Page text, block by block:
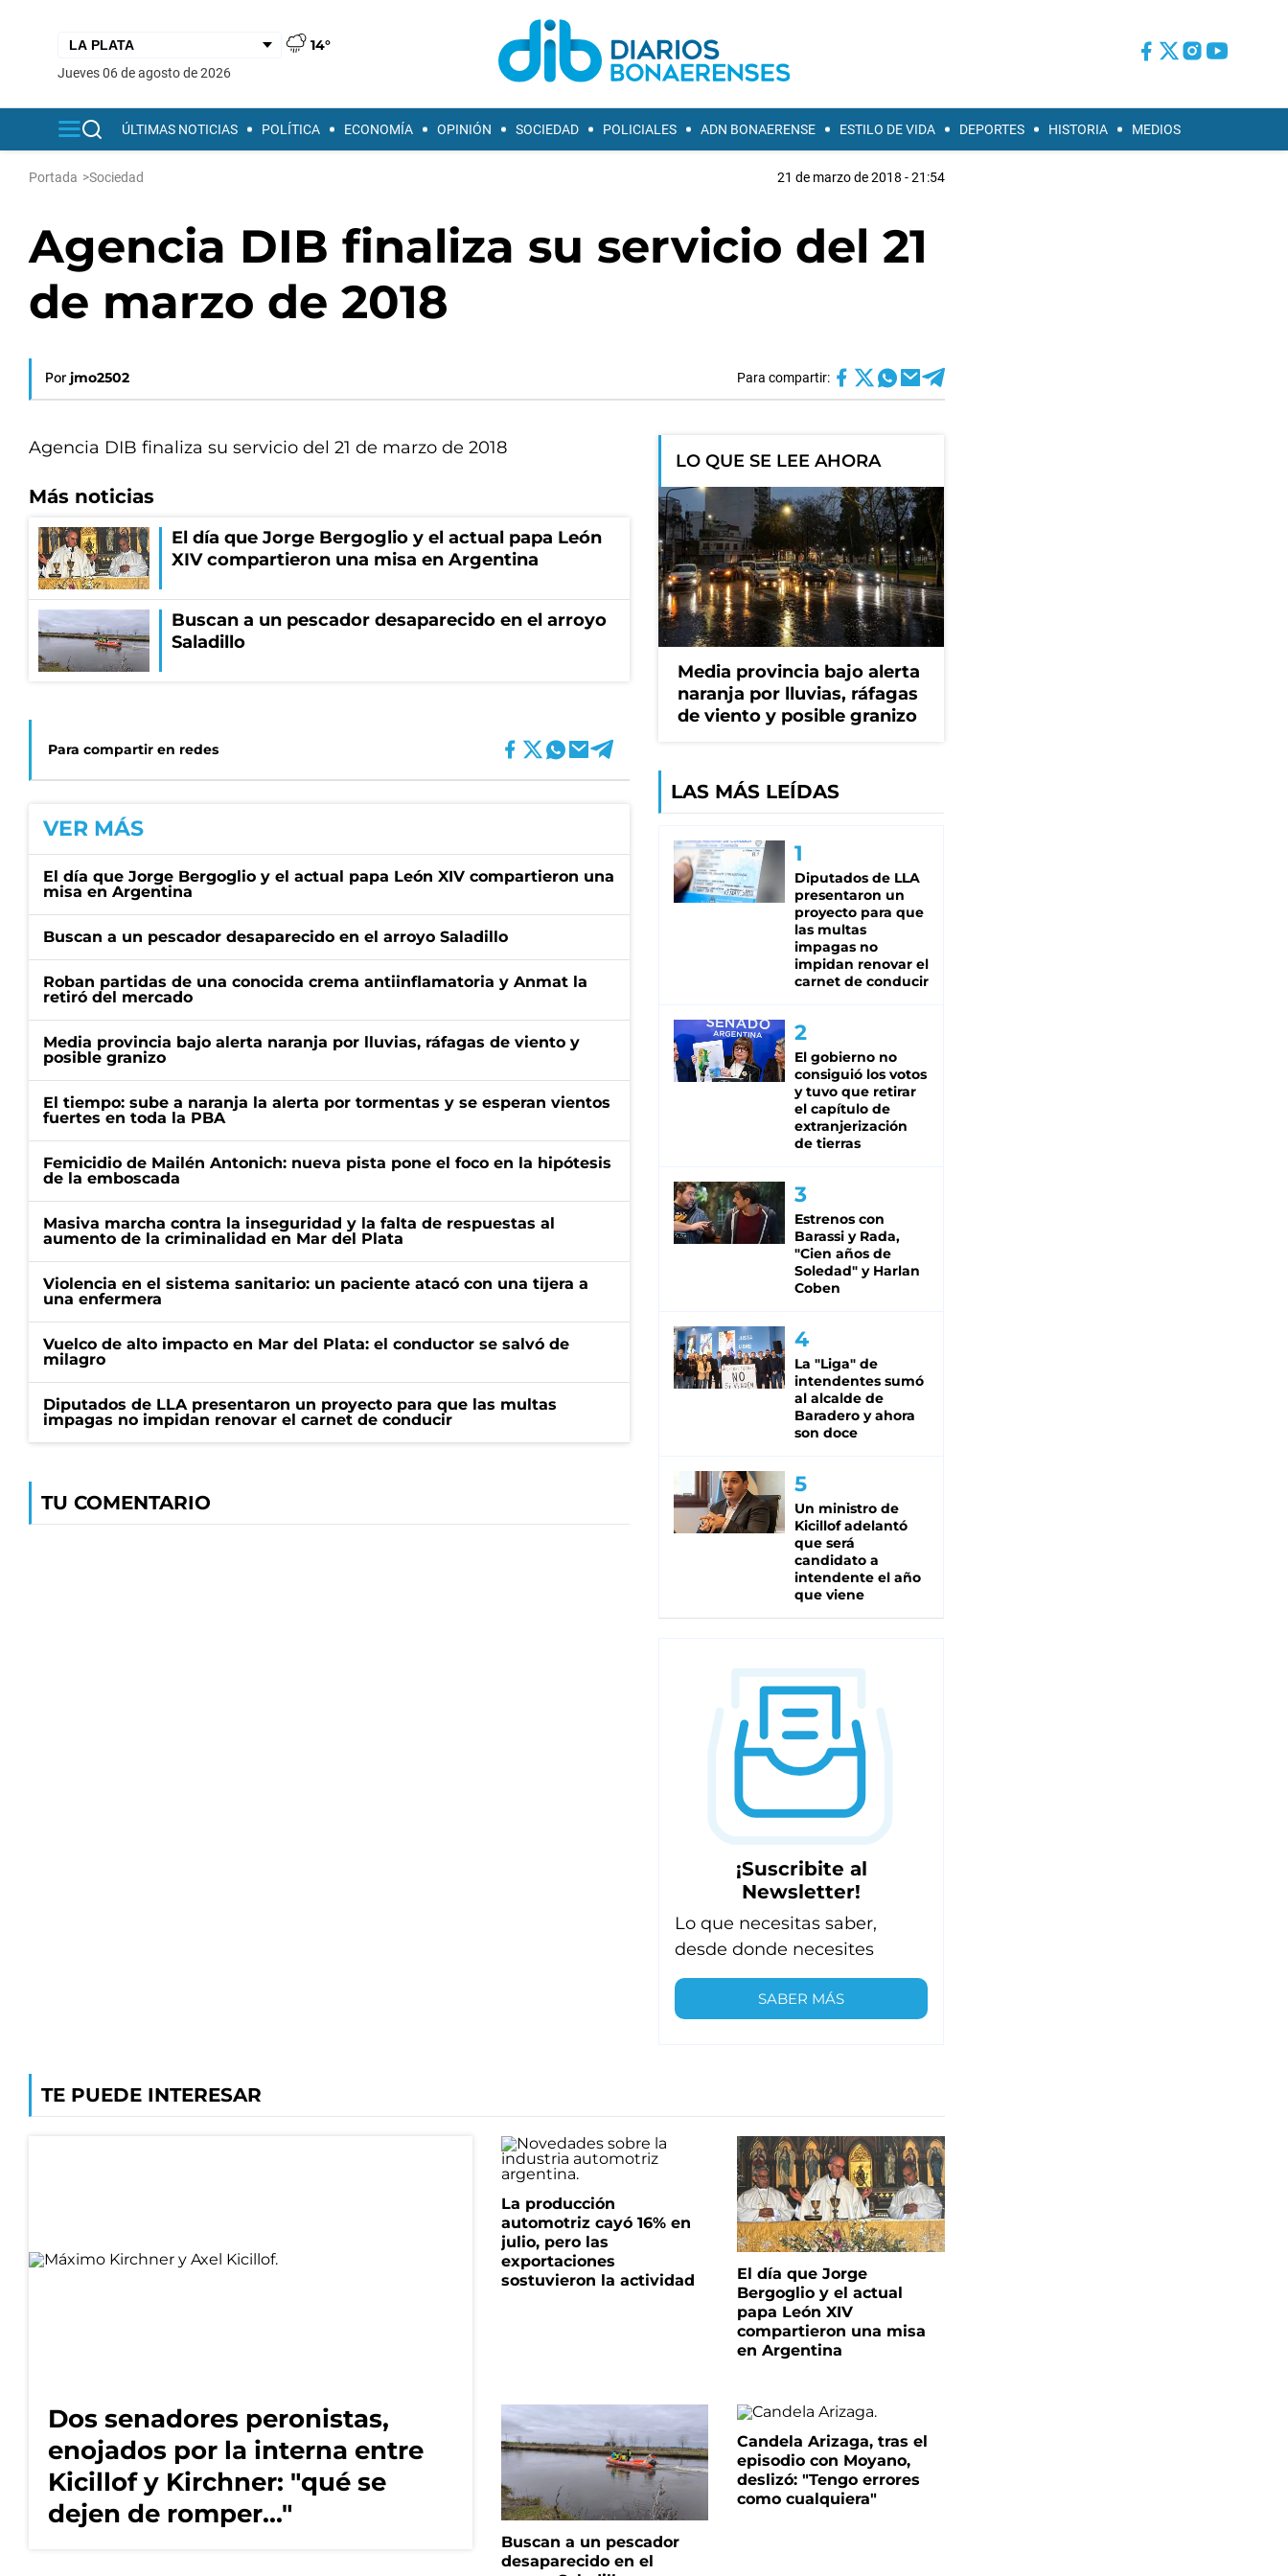
14°
jueves 06 de agosto de 2026
ÚLTIMAS NOTICIAS POLÍTICA ECONOMÍA OPINIÓN SOCIEDAD POLICIALES ADN BONAERENSE ESTILO DE VIDA DEPORTES HISTORIA MEDIOS
Portada >Sociedad 21 de marzo de 2018 - 21:54
Agencia DIB finaliza su servicio del 21
de marzo de 2018
Por jmo2502 Para compartir:
Agencia DIB finaliza su servicio del 21 de marzo de 2018
Más noticias
El día que Jorge Bergoglio y el actual papa León
XIV compartieron una misa en Argentina
Buscan a un pescador desaparecido en el arroyo
Saladillo
Para compartir en redes
VER MÁS
El día que Jorge Bergoglio y el actual papa León XIV compartieron una
misa en Argentina
Buscan a un pescador desaparecido en el arroyo Saladillo
Roban partidas de una conocida crema antiinflamatoria y Anmat la
retiró del mercado
Media provincia bajo alerta naranja por lluvias, ráfagas de viento y
posible granizo
El tiempo: sube a naranja la alerta por tormentas y se esperan vientos
fuertes en toda la PBA
Femicidio de Mailén Antonich: nueva pista pone el foco en la hipótesis
de la emboscada
Masiva marcha contra la inseguridad y la falta de respuestas al
aumento de la criminalidad en Mar del Plata
Violencia en el sistema sanitario: un paciente atacó con una tijera a
una enfermera
Vuelco de alto impacto en Mar del Plata: el conductor se salvó de
milagro
Diputados de LLA presentaron un proyecto para que las multas
impagas no impidan renovar el carnet de conducir
TU COMENTARIO
LO QUE SE LEE AHORA
Media provincia bajo alerta
naranja por lluvias, ráfagas
de viento y posible granizo
LAS MÁS LEÍDAS
Diputados de LLA
presentaron un
proyecto para que
las multas
impagas no
impidan renovar el
carnet de conducir
El gobierno no
consiguió los votos
y tuvo que retirar
el capítulo de
extranjerización
de tierras
Estrenos con
Barassi y Rada,
"Cien años de
Soledad" y Harlan
Coben
La "Liga" de
intendentes sumó
al alcalde de
Baradero y ahora
son doce
Un ministro de
Kicillof adelantó
que será
candidato a
intendente el año
que viene
¡Suscribite al
Newsletter!
Lo que necesitas saber,
desde donde necesites
SABER MÁS
TE PUEDE INTERESAR
Dos senadores peronistas,
enojados por la interna entre
Kicillof y Kirchner: "qué se
dejen de romper..."
La producción
automotriz cayó 16% en
julio, pero las
exportaciones
sostuvieron la actividad
El día que Jorge
Bergoglio y el actual
papa León XIV
compartieron una misa
en Argentina
Buscan a un pescador
desaparecido en el
Candela Arizaga, tras el
episodio con Moyano,
deslizó: "Tengo errores
como cualquiera"